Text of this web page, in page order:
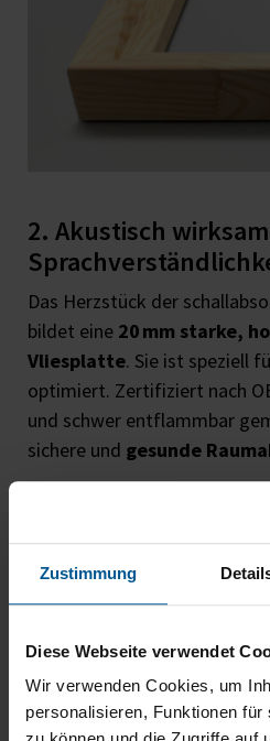
Zustimmung
Diese Webseite verwendet
Wir verwenden Cookies, um
personalisieren, Funktionen
2. Akustisch
Das Herzstück der
bildet eine 20 mm starke,
Vliesplatte. Sie ist speziell
optimiert. Zertifiziert nach
und schwer entflammbar
sichere und gesunde